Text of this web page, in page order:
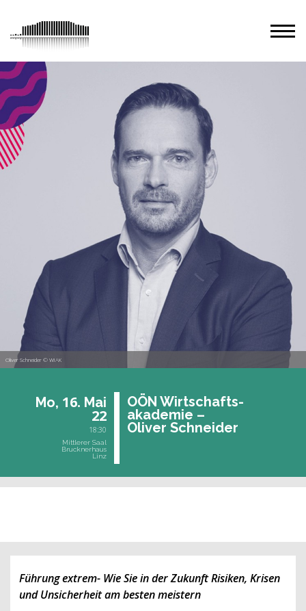
Oliver Schneider © WIAK
Mo, 16. Mai
22
18:30
Mittlerer Saal
Brucknerhaus
Linz
OÖN Wirt­schafts-
aka­de­mie –
Oli­ver Schnei­der
Führung extrem- Wie Sie in der Zukunft Risiken, Krisen
und Unsicherheit am besten meistern